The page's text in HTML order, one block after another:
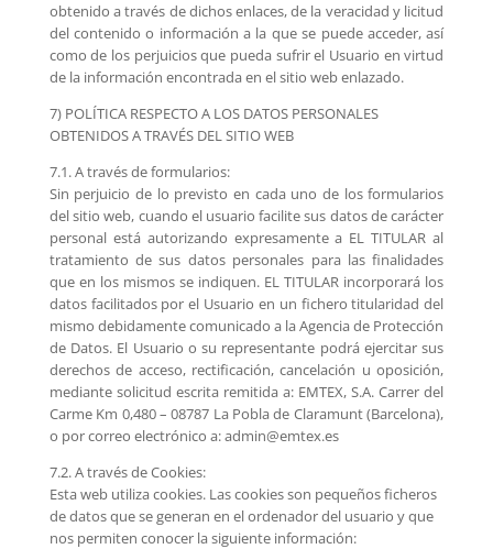
obtenido a través de dichos enlaces, de la veracidad y licitud
del contenido o información a la que se puede acceder, así
como de los perjuicios que pueda sufrir el Usuario en virtud
de la información encontrada en el sitio web enlazado.
7) POLÍTICA RESPECTO A LOS DATOS PERSONALES
OBTENIDOS A TRAVÉS DEL SITIO WEB
7.1. A través de formularios:
Sin perjuicio de lo previsto en cada uno de los formularios
del sitio web, cuando el usuario facilite sus datos de carácter
personal está autorizando expresamente a EL TITULAR al
tratamiento de sus datos personales para las finalidades
que en los mismos se indiquen. EL TITULAR incorporará los
datos facilitados por el Usuario en un fichero titularidad del
mismo debidamente comunicado a la Agencia de Protección
de Datos. El Usuario o su representante podrá ejercitar sus
derechos de acceso, rectificación, cancelación u oposición,
mediante solicitud escrita remitida a: EMTEX, S.A. Carrer del
Carme Km 0,480 – 08787 La Pobla de Claramunt (Barcelona),
o por correo electrónico a: admin@emtex.es
7.2. A través de Cookies:
Esta web utiliza cookies. Las cookies son pequeños ficheros
de datos que se generan en el ordenador del usuario y que
nos permiten conocer la siguiente información: